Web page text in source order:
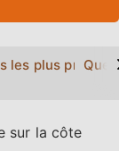
les plus
sur la côte